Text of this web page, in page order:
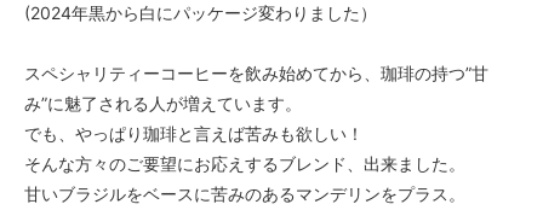
(2024年黒から白にパッケージ変わりました）
スペシャリティーコーヒーを飲み始めてから、珈琲の持つ”甘
み”に魅了される人が増えています。
でも、やっぱり珈琲と言えば苦みも欲しい！
そんな方々のご要望にお応えするブレンド、出来ました。
甘いブラジルをベースに苦みのあるマンデリンをプラス。